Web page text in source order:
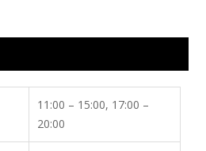
11:00 – 15:00, 17:00 –
20:00